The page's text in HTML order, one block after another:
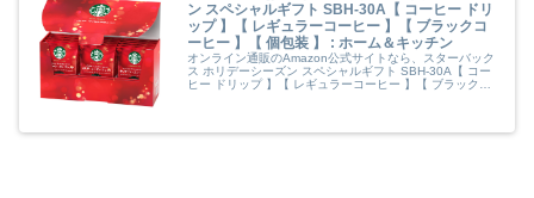
ン スペシャルギフト SBH-30A【 コーヒー ドリ
ップ 】【 レギュラーコーヒー 】【 ブラックコ
ーヒー 】【 個包装 】 : ホーム＆キッチン
オンライン通販のAmazon公式サイトなら、スターバック
ス ホリデーシーズン スペシャルギフト SBH-30A【 コー
ヒー ドリップ 】【 レギュラーコーヒー 】【 ブラックコ